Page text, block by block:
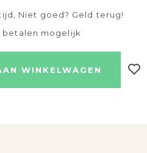
Niet goed? Geld terug!
betalen mogelijk
WINKELWAGEN